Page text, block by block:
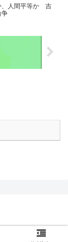
、人間平等か 吉
争